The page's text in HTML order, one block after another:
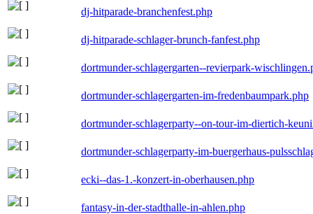
dj-hitparade-branchenfest.php
dj-hitparade-schlager-brunch-fanfest.php
dortmunder-schlagergarten--revierpark-
dortmunder-schlagergarten-im-fredenbaumpark.php
dortmunder-schlagerparty--on-tour-im-diertich-
dortmunder-schlagerparty-im-buergerhaus-
ecki--das-1.-konzert-in-oberhausen.php
fantasy-in-der-stadthalle-in-ahlen.php